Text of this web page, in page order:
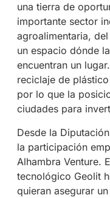
una tierra de
importante sector
agroalimentaria,
un espacio dónde
encuentran un
reciclaje de
por lo que la
ciudades para
Desde la
la participación
Alhambra Venture.
tecnológico Geolit
quieran asegurar